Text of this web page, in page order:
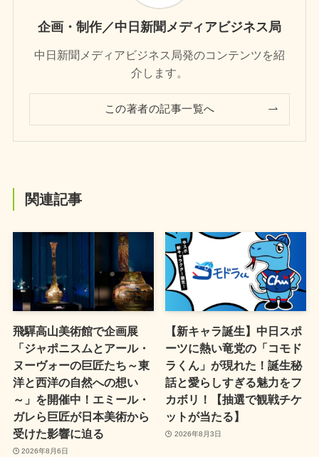
企画・制作／中日新聞メディアビジネス局
中日新聞メディアビジネス局発のコンテンツを紹
介します。
この著者の記事一覧へ
関連記事
飛驒高山美術館で企画展
「ジャポニスムとアール・
ヌーヴォーの巨匠たち～東
洋と西洋の自然への想い
～」を開催中！エミール・
ガレら巨匠が日本美術から
受けた影響に迫る
2026年8月6日
【新キャラ誕生】中日スポ
ーツに熱い竜党の「コモド
ラくん」が現れた！誕生秘
話と愛らしすぎる魅力をフ
カボリ！【抽選で観戦チケ
ットが当たる】
2026年8月3日